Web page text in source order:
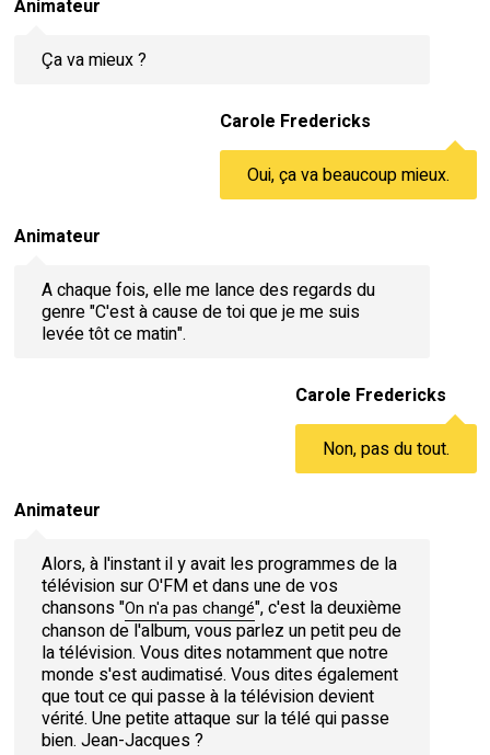
Animateur
Ça va mieux ?
Carole Fredericks
Oui, ça va beaucoup mieux.
Animateur
A chaque fois, elle me lance des regards du
genre "C'est à cause de toi que je me suis
levée tôt ce matin".
Carole Fredericks
Non, pas du tout.
Animateur
Alors, à l'instant il y avait les programmes de la
télévision sur O'FM et dans une de vos
chansons "On n'a pas changé", c'est la deuxième
chanson de l'album, vous parlez un petit peu de
la télévision. Vous dites notamment que notre
monde s'est audimatisé. Vous dites également
que tout ce qui passe à la télévision devient
vérité. Une petite attaque sur la télé qui passe
bien. Jean-Jacques ?